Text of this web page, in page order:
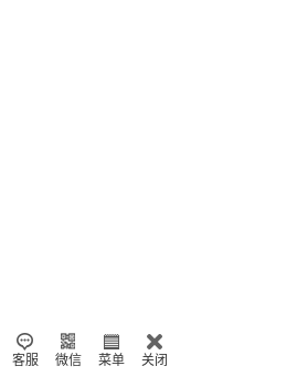
客服 微信 菜单 关闭